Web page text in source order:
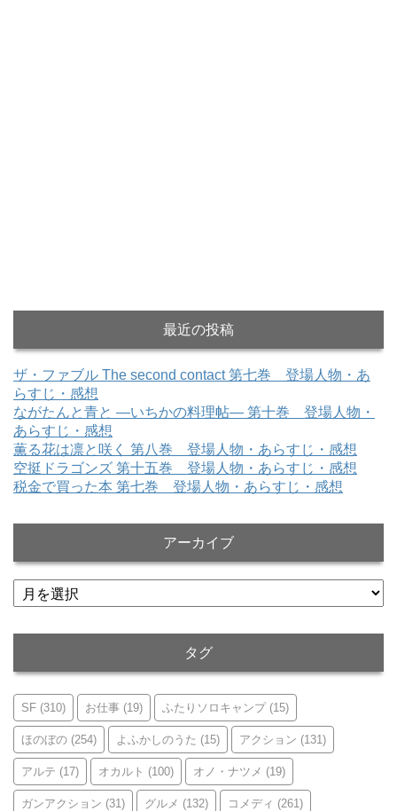
最近の投稿
ザ・ファブル The second contact 第七巻 登場人物・あ
らすじ・感想
ながたんと青と ―いちかの料理帖― 第十巻 登場人物・
あらすじ・感想
薫る花は凛と咲く 第八巻 登場人物・あらすじ・感想
空挺ドラゴンズ 第十五巻 登場人物・あらすじ・感想
税金で買った本 第七巻 登場人物・あらすじ・感想
アーカイブ
ア
ー
タグ
SF (310) お仕事 (19) ふたりソロキャンプ(15)
ほのぼの (254) よふかしのうた (15) アクション (131)
アルテ (17) オカルト (100) オノ・ナツメ (19)
ガンアクション (31) グルメ (132) コメディ (261)